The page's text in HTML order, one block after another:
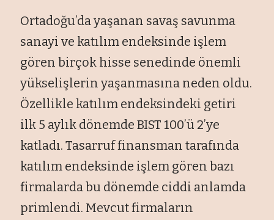
Ortadoğu’da yaşanan savaş savunma
sanayi ve katılım endeksinde işlem
gören birçok hisse senedinde önemli
yükselişlerin yaşanmasına neden oldu.
Özellikle katılım endeksindeki getiri
ilk 5 aylık dönemde BIST 100’ü 2’ye
katladı. Tasarruf finansman tarafında
katılım endeksinde işlem gören bazı
firmalarda bu dönemde ciddi anlamda
primlendi. Mevcut firmaların